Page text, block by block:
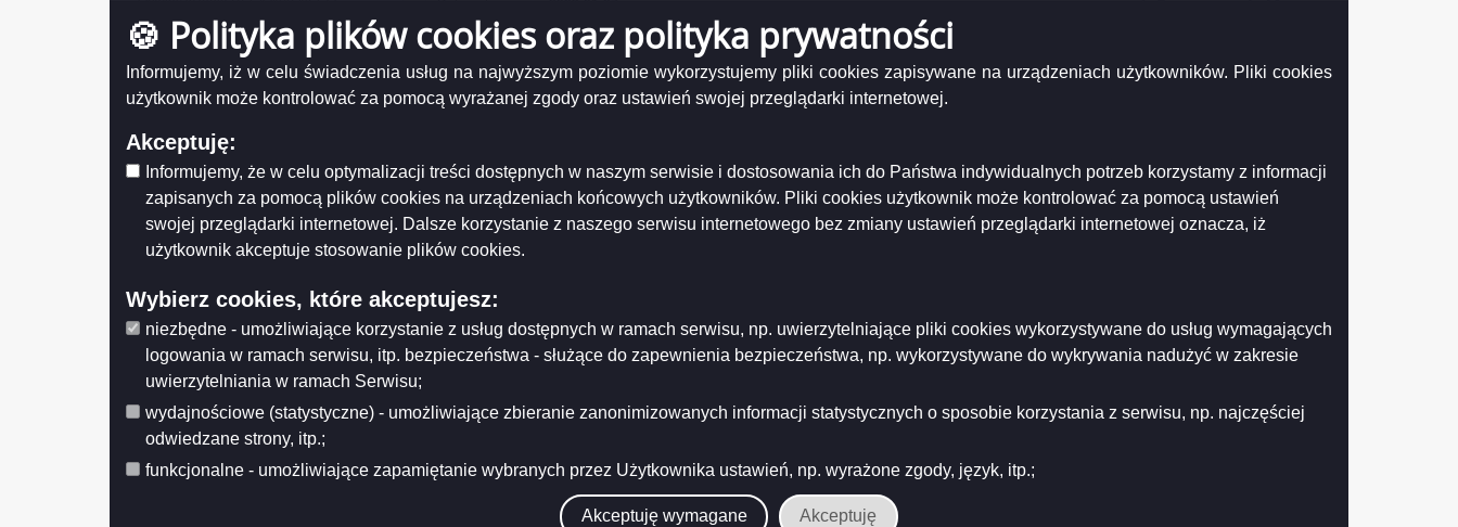
🍪 Polityka plików cookies oraz polityka prywatności
Informujemy, iż w celu świadczenia usług na najwyższym poziomie wykorzystujemy pliki cookies zapisywane na urządzeniach użytkowników. Pliki cookies
użytkownik może kontrolować za pomocą wyrażanej zgody oraz ustawień swojej przeglądarki internetowej.
Akceptuję:
Informujemy, że w celu optymalizacji treści dostępnych w naszym serwisie i dostosowania ich do Państwa indywidualnych potrzeb korzystamy z informacji
zapisanych za pomocą plików cookies na urządzeniach końcowych użytkowników. Pliki cookies użytkownik może kontrolować za pomocą ustawień
swojej przeglądarki internetowej. Dalsze korzystanie z naszego serwisu internetowego bez zmiany ustawień przeglądarki internetowej oznacza, iż
użytkownik akceptuje stosowanie plików cookies.
Wybierz cookies, które akceptujesz:
niezbędne - umożliwiające korzystanie z usług dostępnych w ramach serwisu, np. uwierzytelniające pliki cookies wykorzystywane do usług wymagających
logowania w ramach serwisu, itp. bezpieczeństwa - służące do zapewnienia bezpieczeństwa, np. wykorzystywane do wykrywania nadużyć w zakresie
uwierzytelniania w ramach Serwisu;
wydajnościowe (statystyczne) - umożliwiające zbieranie zanonimizowanych informacji statystycznych o sposobie korzystania z serwisu, np. najczęściej
odwiedzane strony, itp.;
funkcjonalne - umożliwiające zapamiętanie wybranych przez Użytkownika ustawień, np. wyrażone zgody, język, itp.;
Akceptuję wymagane Akceptuję
DYREKTORA OCHRONY ŚRODOWISKA o
wszczęciu postępowania na wniosek
Polskiej Sieci Elektroenergetyczne S.A.
dotyczącego wydania decyzji o
środowiskowych uwarunkowaniach dla
przedsięwzięcia pod nazwą: „Budowa linii
220 kV Ełk Bis –
IV.747.4.2.2026.MZ w sprawie budowy
stacji 220/100 kV Wigry
Ogłoszenie w sprawie naboru kandydatów
na najemców lokali komunalnych w
ramach programu „Mieszkanie za remont”
Powiatowa Stacja Sanitarno-
Epidemiologiczna w Suwałkach -
sprawozdanie z badań wody
Bieżąca ocena jakości wody
przeznaczonej do spożycia z wodociągu
Suwałki
Program "Asystent osobisty osoby z
niepełnosprawnością" dla Jednostek
Samorządu Terytorialnego- edycja 2026
Data wytworzenia:2023-01-27
Wprowadzający:
Data modyfikacji:
2023-01-27
Data publikacji:2023-01-27